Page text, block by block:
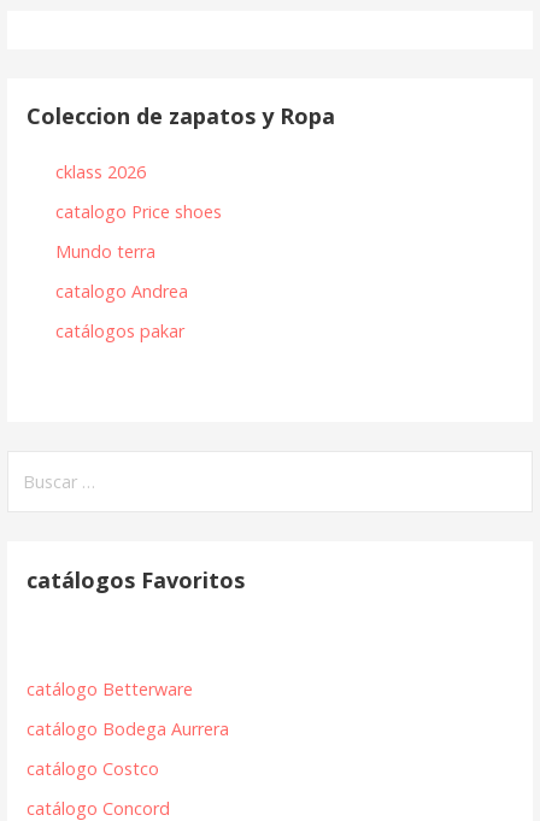
Coleccion de zapatos y Ropa
cklass 2026
catalogo Price shoes
Mundo terra
catalogo Andrea
catálogos pakar
catálogos Favoritos
catálogo Betterware
catálogo Bodega Aurrera
catálogo Costco
catálogo Concord